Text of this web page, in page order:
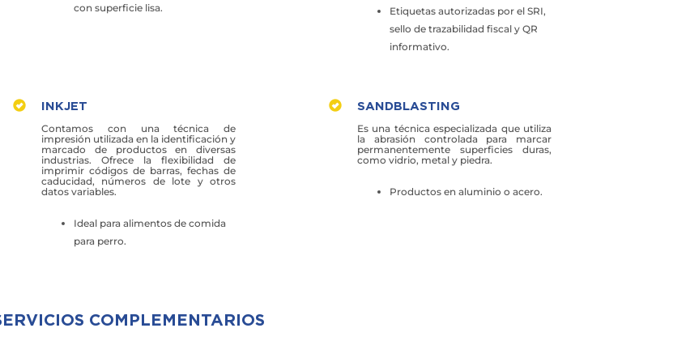
con superficie lisa.
Etiquetas autorizadas por el SRI,
sello de trazabilidad fiscal y QR
informativo.
INKJET
Contamos con una técnica de
impresión utilizada en la identificación y
marcado de productos en diversas
industrias. Ofrece la flexibilidad de
imprimir códigos de barras, fechas de
caducidad, números de lote y otros
datos variables.
Ideal para alimentos de comida
para perro.
SANDBLASTING
Es una técnica especializada que utiliza
la abrasión controlada para marcar
permanentemente superficies duras,
como vidrio, metal y piedra.
Productos en aluminio o acero.
COMPLEMENTARIOS